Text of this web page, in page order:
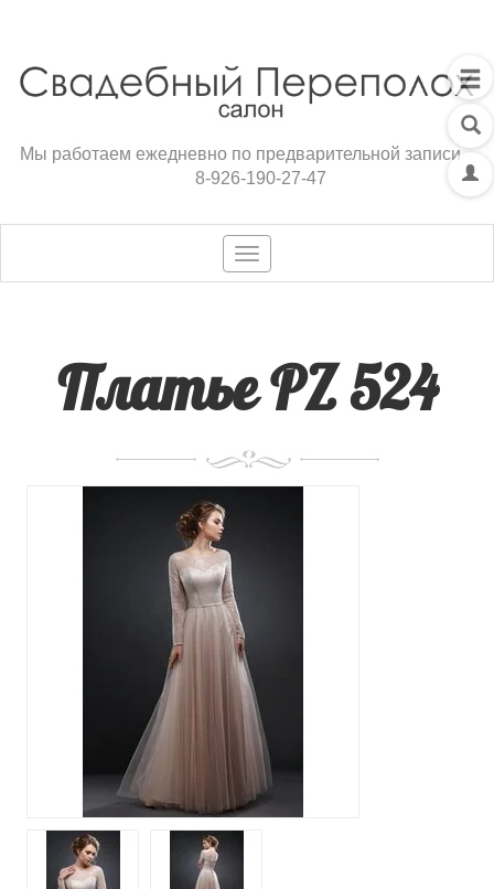
Мы работаем ежедневно по предварительной записи
8-926-190-27-47
Toggle
navigation
Платье PZ 524